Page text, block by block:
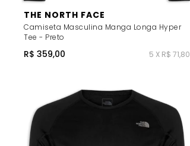
THE NORTH FACE
Camiseta Masculina Manga Longa Hyper
Tee - Preto
R$ 359,00 5 X R$ 71,80